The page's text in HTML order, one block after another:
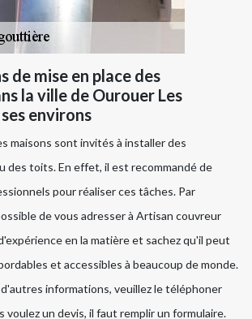
de mise en place des
la ville de Ourouer Les
environs
maisons sont invités à installer des
des toits. En effet, il est recommandé de
pour réaliser ces tâches. Par
de vous adresser à Artisan couvreur
en la matière et sachez qu'il peut
et accessibles à beaucoup de monde.
d'autres informations, veuillez le téléphoner
voulez un devis, il faut remplir un formulaire.